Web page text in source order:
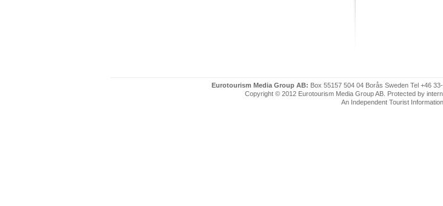
Eurotourism Media Group AB: Box 55157 504 04 Borås Sweden Tel +46
Copyright © 2012 Eurotourism Media Group AB. Protected by
An Independent Tourist